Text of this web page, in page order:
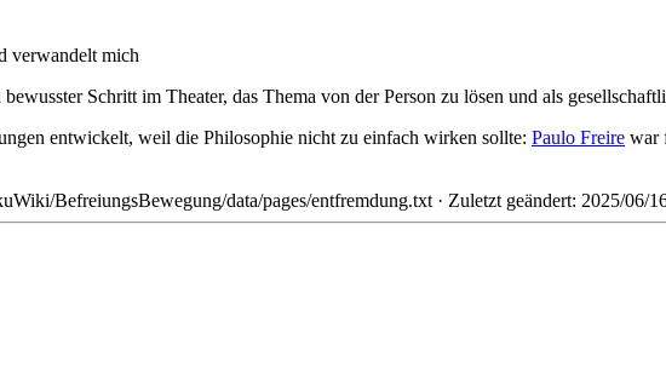
verwandelt mich
bewusster Schritt im Theater, das Thema von der Person zu lösen und als
entwickelt, weil die Philosophie nicht zu einfach wirken sollte: Paulo Freire war
BefreiungsBewegung/data/pages/entfremdung.txt · Zuletzt geändert: 2025/06/